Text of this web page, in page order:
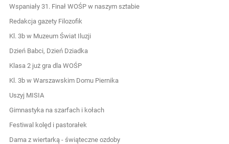
Wspaniały 31. Finał WOŚP w naszym sztabie
Redakcja gazety Filozofik
Kl. 3b w Muzeum Świat Iluzji
Dzień Babci, Dzień Dziadka
Klasa 2 już gra dla WOŚP
Kl. 3b w Warszawskim Domu Piernika
Uszyj MISIA
Gimnastyka na szarfach i kołach
Festiwal kolęd i pastorałek
Dama z wiertarką - świąteczne ozdoby